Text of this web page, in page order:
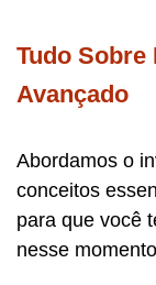
Tudo
Avançado
Abordamos o
conceitos
para que você
nesse